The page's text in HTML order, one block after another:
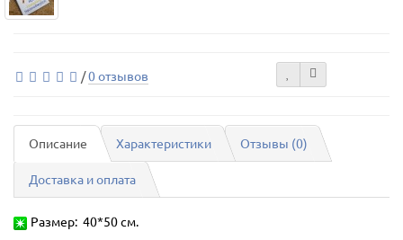
/0 отзывов
Описание Характеристики Отзывы (0)
Доставка и оплата
Размер: 40*50 см.